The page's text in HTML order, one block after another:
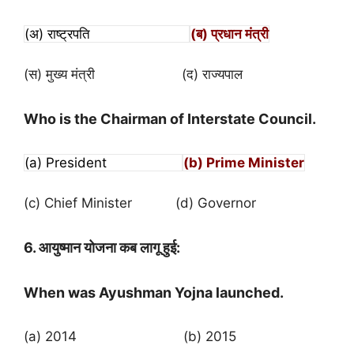
(अ) राष्ट्रपति (ब) प्रधान मंत्री
(स) मुख्य मंत्री (द) राज्यपाल
Who is the Chairman of Interstate Council.
(a) President (b) Prime Minister
(c) Chief Minister (d) Governor
6. आयुष्मान योजना कब लागू हुई:
When was Ayushman Yojna launched.
(a) 2014 (b) 2015